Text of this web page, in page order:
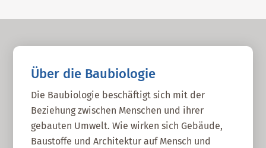
Über die Baubiologie
Die Baubiologie beschäftigt sich mit der
Beziehung zwischen Menschen und ihrer
gebauten Umwelt. Wie wirken sich Gebäude,
Baustoffe und Architektur auf Mensch und